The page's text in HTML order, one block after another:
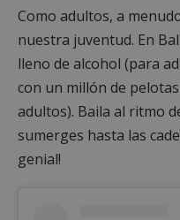
Como adultos, a
nuestra juventud. En
lleno de alcohol (para
con un millón de
adultos). Baila al ritmo
sumerges hasta las
genial!